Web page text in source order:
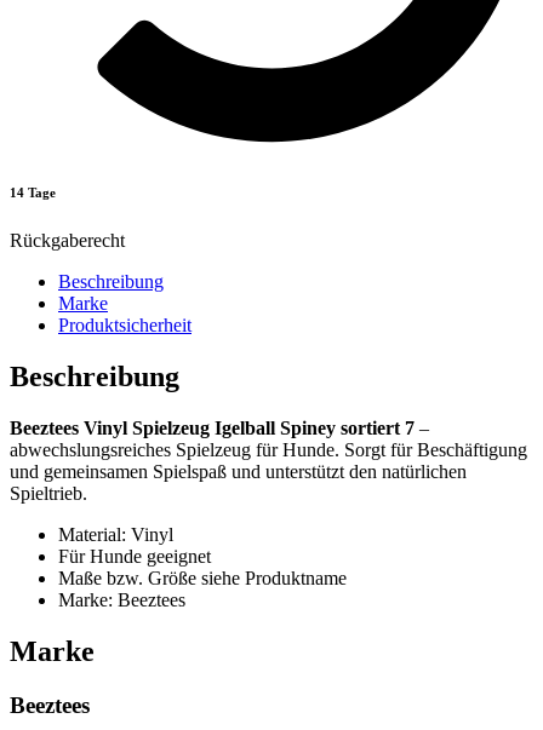
14 Tage
Rückgaberecht
Beschreibung
Marke
Produktsicherheit
Beschreibung
Beeztees Vinyl Spielzeug Igelball Spiney sortiert 7 –
abwechslungsreiches Spielzeug für Hunde. Sorgt für Beschäftigung
und gemeinsamen Spielspaß und unterstützt den natürlichen
Spieltrieb.
Material: Vinyl
Für Hunde geeignet
Maße bzw. Größe siehe Produktname
Marke: Beeztees
Marke
Beeztees